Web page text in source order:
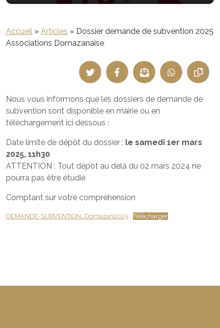
Accueil » Articles » Dossier demande de subvention 2025
Associations Domazanaise
Nous vous informons que les dossiers de demande de
subvention sont disponible en mairie ou en
téléchargement ici dessous :
Date limite de dépôt du dossier : le samedi 1er mars
2025, 11h30
ATTENTION : Tout dépôt au delà du 02 mars 2024 ne
pourra pas être étudié
Comptant sur votre compréhension
DEMANDE-SUBVENTION_Domazan2025 Télécharger